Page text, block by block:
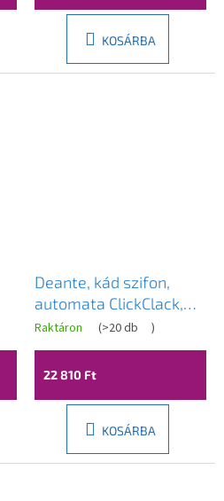
KOSÁRBA
Deante, kád szifon,
automata ClickClack,
grafit, DEA-NHC_D57B
Raktáron (>20 db )
22 810 Ft
KOSÁRBA